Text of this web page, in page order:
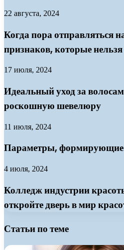
22 августа, 2024
Когда пора отправляться
признаков, которые
17 июля, 2024
Идеальный уход за
роскошную шевелюру
11 июля, 2024
Параметры, формирующие
4 июля, 2024
Колледж индустрии
откройте дверь в мир
Статьи по теме